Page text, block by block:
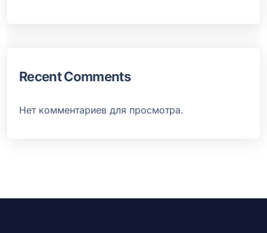
Recent Comments
Нет комментариев для просмотра.